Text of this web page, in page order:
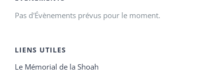
Pas d'Évènements prévus pour le moment.
LIENS UTILES
Le Mémorial de la Shoah